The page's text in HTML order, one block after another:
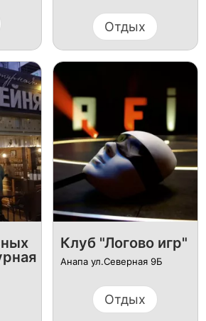
Отдых
Клуб "Логово игр"
Анапа ул.Северная 9Б
Отдых